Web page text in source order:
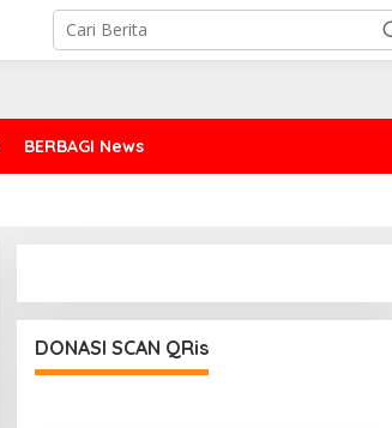
BERBAGI News
DONASI SCAN QRis